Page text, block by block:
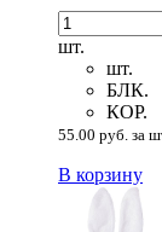
шт.
шт.
БЛК.
КОР.
55.00 руб. за
В корзину